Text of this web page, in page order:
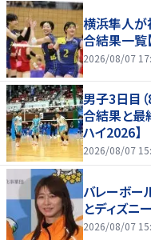
横浜隼人
合結果一覧
2026/08/07
男子3日目
合結果と最
ハイ2026】
2026/08/07
バレーボ
とディズ
2026/08/07